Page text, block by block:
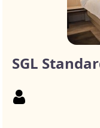
SGL